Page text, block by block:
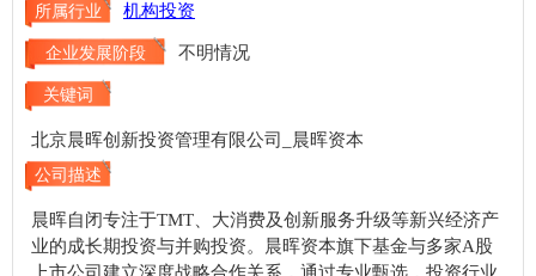
所属行业 机构投资
企业发展阶段 不明情况
关键词
北京晨晖创新投资管理有限公司_晨晖资本
公司描述
晨晖自闭专注于TMT、大消费及创新服务升级等新兴经济产
业的成长期投资与并购投资。晨晖资本旗下基金与多家A股